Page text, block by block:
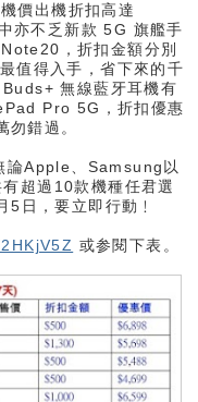
價出機折扣高達
亦不乏新款 5G 旗艦手
，折扣金額分別
值得入手，省下來的千
無線藍牙耳機有
Pro 5G，折扣優惠
錯過。
論Apple、Samsung以
超過10款機種任君選
日，要立即行動﹗
或参閱下表。